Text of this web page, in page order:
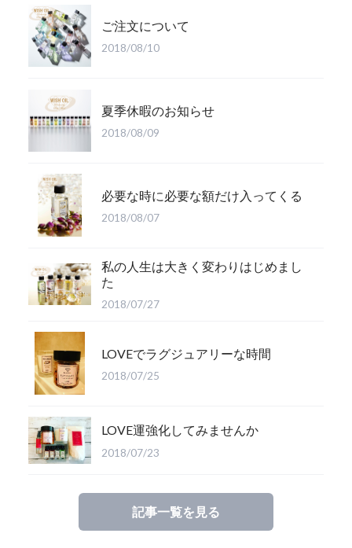
ご注文について
2018/08/10
夏季休暇のお知らせ
2018/08/09
必要な時に必要な額だけ入ってくる
2018/08/07
私の人生は大きく変わりはじめまし
た
2018/07/27
LOVEでラグジュアリーな時間
2018/07/25
LOVE運強化してみませんか
2018/07/23
記事一覧を見る